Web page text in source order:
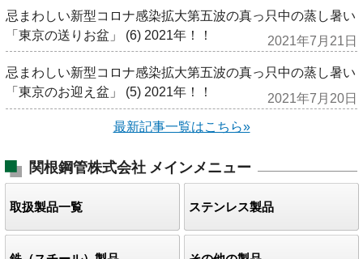
忌まわしい新型コロナ感染拡大第五波の真っ只中の蒸し暑い
「東京の送りお盆」 (6) 2021年！！
2021年7月21日
忌まわしい新型コロナ感染拡大第五波の真っ只中の蒸し暑い
「東京のお迎え盆」 (5) 2021年！！
2021年7月20日
最新記事一覧はこちら»
関根鋼管株式会社 メインメニュー
取扱製品一覧 ステンレス製品